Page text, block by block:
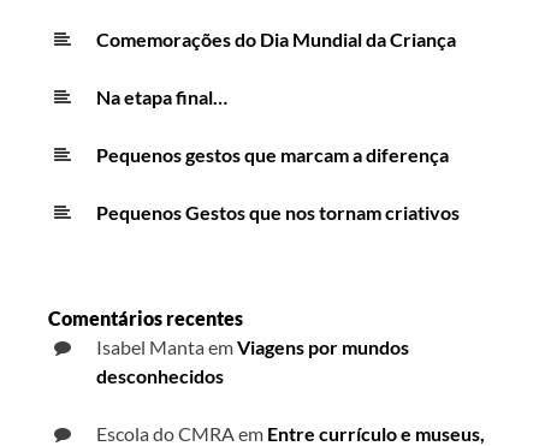
Comemorações do Dia Mundial da Criança
Na etapa final…
Pequenos gestos que marcam a diferença
Pequenos Gestos que nos tornam criativos
Comentários recentes
Isabel MantaemViagens por mundos
desconhecidos
Escola do CMRA em Entre currículo e museus,